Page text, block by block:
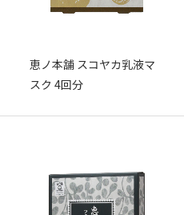
恵ノ本舗 スコヤカ乳液マ
スク 4回分